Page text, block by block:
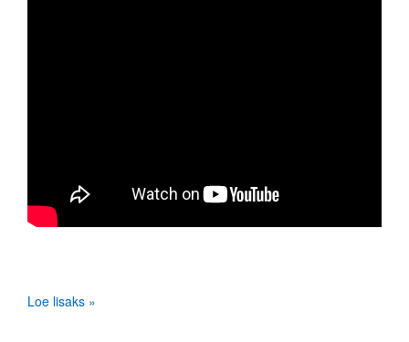
Loe lisaks »